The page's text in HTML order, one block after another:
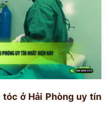
ở Hải Phòng uy tín